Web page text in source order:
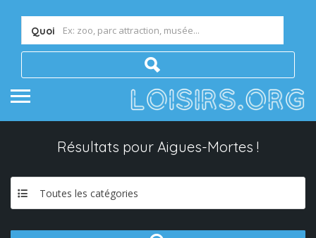
Quoi
Résultats pour Aigues-Mortes !
Toutes les catégories